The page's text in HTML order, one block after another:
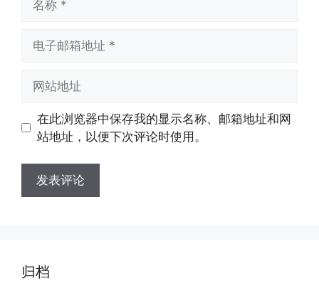
址
址
在此浏览器中保存我的显示名称、邮箱地址和网
站地址，以便下次评论时使用。
归档